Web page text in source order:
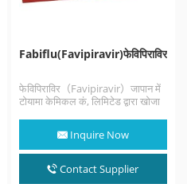
Fabiflu(Favipiravir)फेविपिराविर
फेविपिराविर（Favipiravir）जापान में
टोयामा केमिकल कं, लिमिटेड द्वारा खोजा
Inquire Now
Contact Supplier